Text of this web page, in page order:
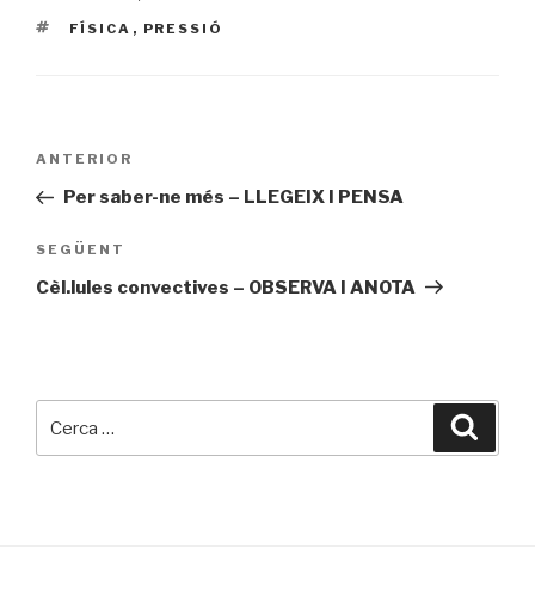
ETIQUETES
FÍSICA , PRESSIÓ
Navegació
Entrada
prèvia
ANTERIOR
Per saber-ne més – LLEGEIX I PENSA
Entrada
següent
SEGÜENT
Cèl.lules convectives – OBSERVA I ANOTA